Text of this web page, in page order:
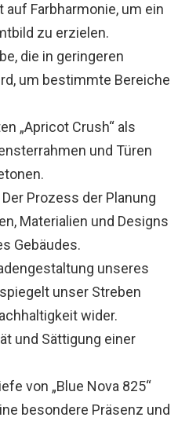
auf Farbharmonie, um ein
zu erzielen.
die in geringeren
um bestimmte Bereiche
„Apricot Crush“ als
und Türen
Der Prozess der Planung
Materialien und Designs
Gebäudes.
unseres
unser Streben
wider.
und Sättigung einer
von „Blue Nova 825“
besondere Präsenz und